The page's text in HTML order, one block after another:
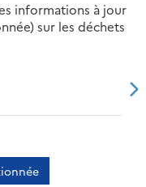
informations à jour
sur les déchets